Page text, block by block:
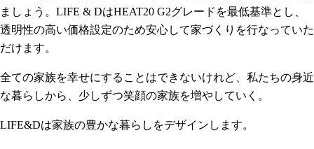
ましょう。LIFE & DはHEAT20 G2グレードを最低基準とし、
透明性の高い価格設定のため安心して家づくりを行なっていた
だけます。
全ての家族を幸せにすることはできないけれど、私たちの身近
な暮らしから、少しずつ笑顔の家族を増やしていく。
LIFE&Dは家族の豊かな暮らしをデザインします。